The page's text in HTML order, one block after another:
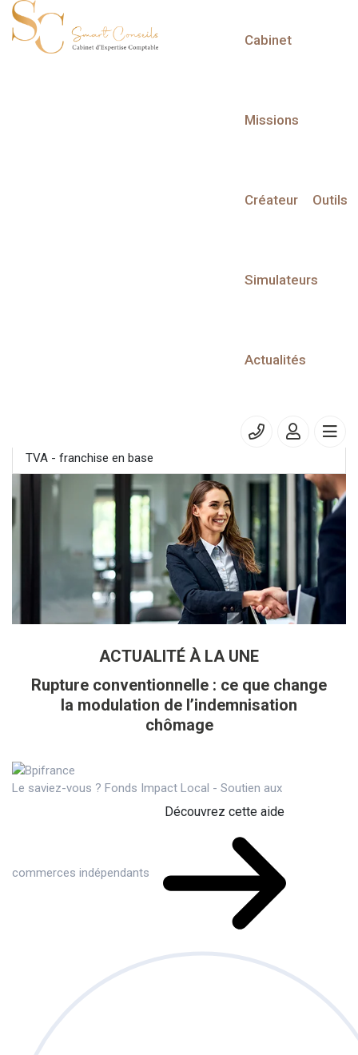
Cabinet
Missions
Créateur Outils
Simulateurs
Actualités
CFE et/ou IFER : Adhésion au prélèvement mensuel
TVA - franchise en base
ACTUALITÉ À LA UNE
Rupture conventionnelle : ce que change
la modulation de l’indemnisation
chômage
Le saviez-vous ? Fonds Impact Local - Soutien aux
commerces indépendants
Découvrez cette aide